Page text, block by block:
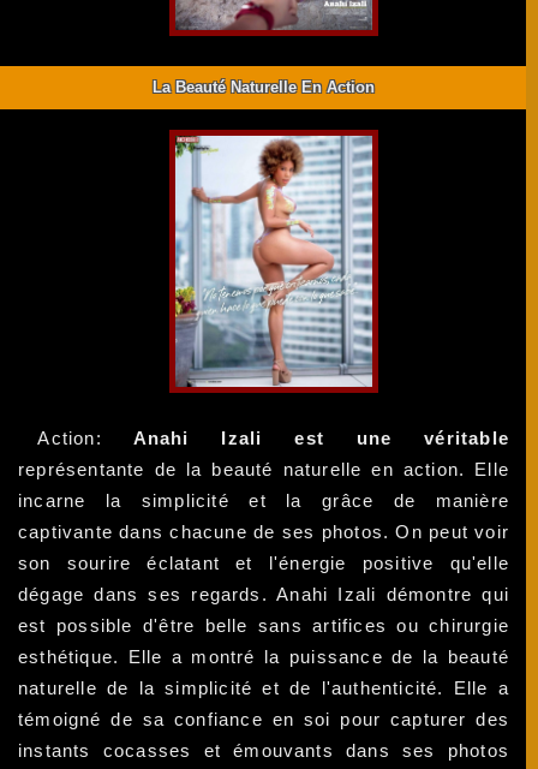
La Beauté Naturelle En Action
Action:
Anahi Izali est une véritable
représentante de la beauté naturelle en action. Elle
incarne la simplicité et la grâce de manière
captivante dans chacune de ses photos. On peut voir
son sourire éclatant et l'énergie positive qu'elle
dégage dans ses regards. Anahi Izali démontre qui
est possible d'être belle sans artifices ou chirurgie
esthétique. Elle a montré la puissance de la beauté
naturelle de la simplicité et de l'authenticité. Elle a
témoigné de sa confiance en soi pour capturer des
instants cocasses et émouvants dans ses photos